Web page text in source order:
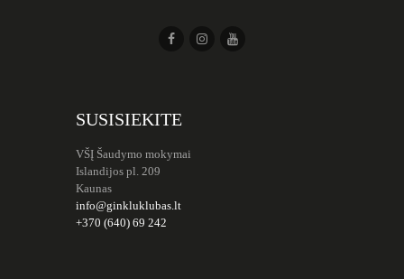
SUSISIEKITE
VŠĮ Šaudymo mokymai
Islandijos pl. 209
Kaunas
info@ginkluklubas.lt
+370 (640) 69 242